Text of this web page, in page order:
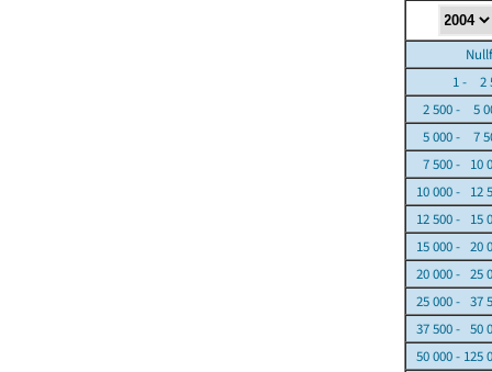
1 - 2
2 500 - 5
5 000 - 7
7 500 - 10
10 000 - 12
12 500 - 15
15 000 - 20
20 000 - 25
25 000 - 37
37 500 - 50
50 000 - 125